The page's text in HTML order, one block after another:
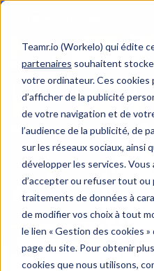
Teamr.io (Workelo) qui édite
partenaires souhaitent
votre ordinateur. Ces
d’afficher de la publicité
de votre navigation et de
l’audience de la publicité, de
sur les réseaux sociaux, ainsi
développer les services. Vous
d’accepter ou refuser tout ou
traitements de données à
de modifier vos choix à tout
le lien « Gestion des cookies
page du site. Pour obtenir
cookies que nous utilisons,